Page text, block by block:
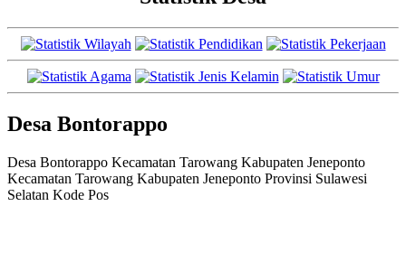
Desa Bontorappo
Desa Bontorappo Kecamatan Tarowang Kabupaten Jeneponto
Kecamatan Tarowang Kabupaten Jeneponto Provinsi Sulawesi
Selatan Kode Pos